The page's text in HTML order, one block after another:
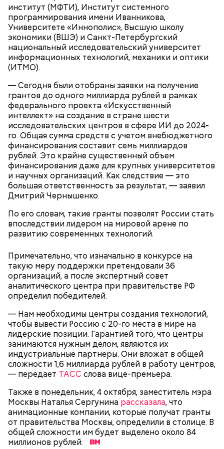
институт (МФТИ), Институт системного
программирования имени Иванникова,
Университете «Иннополис», Высшую школу
экономики (ВШЭ) и Санкт-Петербургский
национальный исследовательский университет
информационных технологий, механики и оптики
(ИТМО).
— Сегодня были отобраны заявки на получение
грантов до одного миллиарда рублей в рамках
федерального проекта «Искусственный
интеллект» на создание в стране шести
исследовательских центров в сфере ИИ до 2024-
го. Общая сумма средств с учетом внебюджетного
финансирования составит семь миллиардов
рублей. Это крайне существенный объем
финансирования даже для крупных университетов
и научных организаций. Как следствие — это
большая ответственность за результат, — заявил
Дмитрий Чернышенко.
По его словам, такие гранты позволят России стать
впоследствии лидером на мировой арене по
развитию современных технологий.
Примечательно, что изначально в конкурсе на
такую меру поддержки претендовали 36
организаций, а после экспертный совет
аналитического центра при правительстве РФ
определил победителей.
— Нам необходимы центры создания технологий,
чтобы вывести Россию с 20-го места в мире на
лидерские позиции. Гарантией того, что центры
занимаются нужным делом, являются их
индустриальные партнеры. Они вложат в общей
сложности 1,6 миллиарда рублей в работу центров,
— передает ТАСС слова вице-премьера.
Также в понедельник, 4 октября, заместитель мэра
Москвы Наталья Сергунина рассказала, что
анимационные компании, которые получат гранты
от правительства Москвы, определили в столице. В
общей сложности им будет выделено около 84
миллионов рублей.
нужно застыть на месте и не двигаться;
нельзя ни в коем случае махать руками;
потрогать, особенно металлическими
предметами.
— Может пробить заряд на человека. Нужно вести
себя очень осторожно, будто увидели дикого
зверя, затаиться, — добавил академик.
— Первые двое суток мы постоянно были на ногах.
Каждые два часа ездили делать замеры радиации.
Время от выезда до выезда — на отдых. Работа и
есть работа. Ее надо выполнять, — говорит он.
После получения предельно допустимой дозы
радиации Макеева вывели из 30-километровой
зоны отчуждения, где он до 3 мая проверял на
уровень радиационной зараженности
автотранспорт.
Одним из запоминающихся событий того периода
киевским «Динамо» и мадридским «Атлетико»,
который состоялся 3 мая в Киеве. Полк Макеева жил
в палатках в лесу около Варовичей, в 12 километрах
от Припяти. А солдатам очень хотелось увидеть
трансляцию матча. Макеев поехал к секретарю
партийной организации колхоза и попросил
одолжить телевизор.
Множество людей совершают паломнические
поездки, чтобы поклониться мощам Святителя
Николая, которые находятся в Италии. 19 декабря
отмечается Никола Зимний, а 22 мая Никола вешний
или летний. Этот день установлен в память об
обретении его мощей.
Молитва Николаю чудотворцу
О, всесвятый Николае, угодниче преизрядный
Господень, теплый наш заступниче, и везде в
скорбех скорый помощниче!